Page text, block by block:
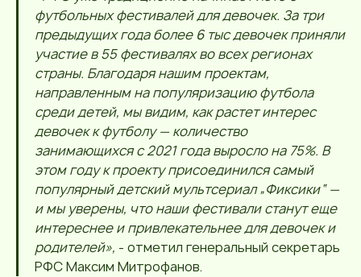
футбольных фестивалей для девочек. За три
предыдущих года более 6 тыс девочек приняли
участие в 55 фестивалях во всех регионах
страны. Благодаря нашим проектам,
направленным на популяризацию футбола
среди детей, мы видим, как растет интерес
девочек к футболу — количество
занимающихся с 2021 года выросло на 75%. В
этом году к проекту присоединился самый
популярный детский мультсериал „Фиксики“ —
и мы уверены, что наши фестивали станут еще
интереснее и привлекательнее для девочек и
родителей», - отметил генеральный секретарь
РФС Максим Митрофанов.